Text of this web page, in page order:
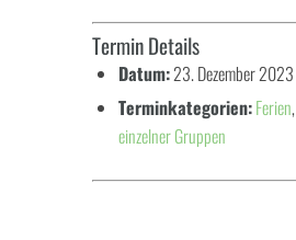
Termin Details
Datum:23. Dezember 2023
Terminkategorien:Ferien,
einzelner Gruppen